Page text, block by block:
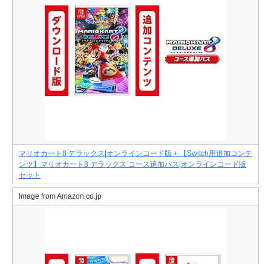
マリオカート8 デラックス|オンラインコード版 + 【Switch用追加コンテ
ンツ】マリオカート8 デラックス コース追加パス|オンラインコード版
セット
Image from Amazon.co.jp